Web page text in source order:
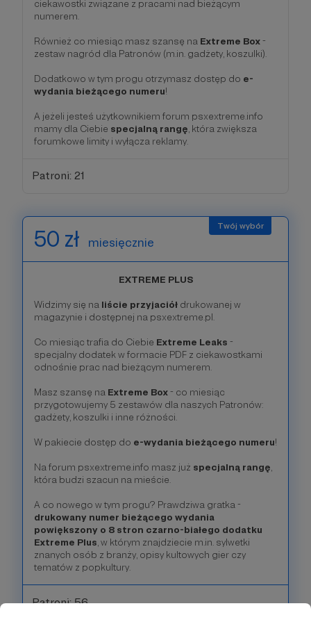
ciekawostki związane z pracami nad bieżącym
numerem.
Również co miesiąc masz szansę na Extreme Box-
zestaw nagród dla Patronów (m.in. gadżety, koszulki).
Dodatkowo w tym progu otrzymasz dostęp do e-
wydania bieżącego numeru!
A jeżeli jesteś użytkownikiem forum psxextreme.info
mamy dla Ciebie specjalną rangę , która zwiększa
forumkowe limity i wyłącza reklamy.
Patroni: 21
50 zł miesięcznie
EXTREME PLUS
Widzimy się na liście przyjaciół drukowanej w
magazynie i dostępnej na psxextreme.pl.
Co miesiąc trafia do Ciebie Extreme Leaks -
specjalny dodatek w formacie PDF z ciekawostkami
odnośnie prac nad bieżącym numerem.
Masz szansę na Extreme Box- co miesiąc
przygotowujemy 5 zestawów dla naszych Patronów:
gadżety, koszulki i inne różności.
W pakiecie dostęp do e-wydania bieżącego numeru!
Na forum psxextreme.info masz już specjalną rangę
która budzi szacun na mieście.
A co nowego w tym progu? Prawdziwa gratka -
drukowany numer bieżącego wydania
powiększony o 8 stron czarno-białego dodatku
Extreme Plus , w którym znajdziecie m.in. sylwetki
znanych osób z branży, opisy kultowych gier czy
tematów z popkultury.
Patroni: 56